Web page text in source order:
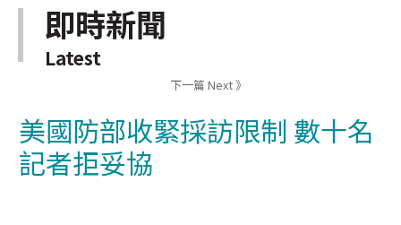
即時新聞
Latest
下一篇 Next 》
美國防部收緊採訪限制 數十名
記者拒妥協